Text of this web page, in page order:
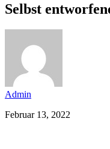
Selbst
Admin
Februar 13, 2022